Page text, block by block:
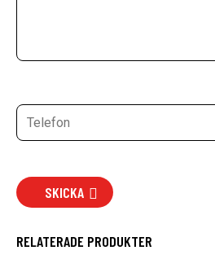
SKICKA
RELATERADE PRODUKTER